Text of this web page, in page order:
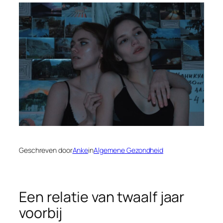
Geschreven doorAnkeinAlgemene Gezondheid
Een relatie van twaalf jaar
voorbij